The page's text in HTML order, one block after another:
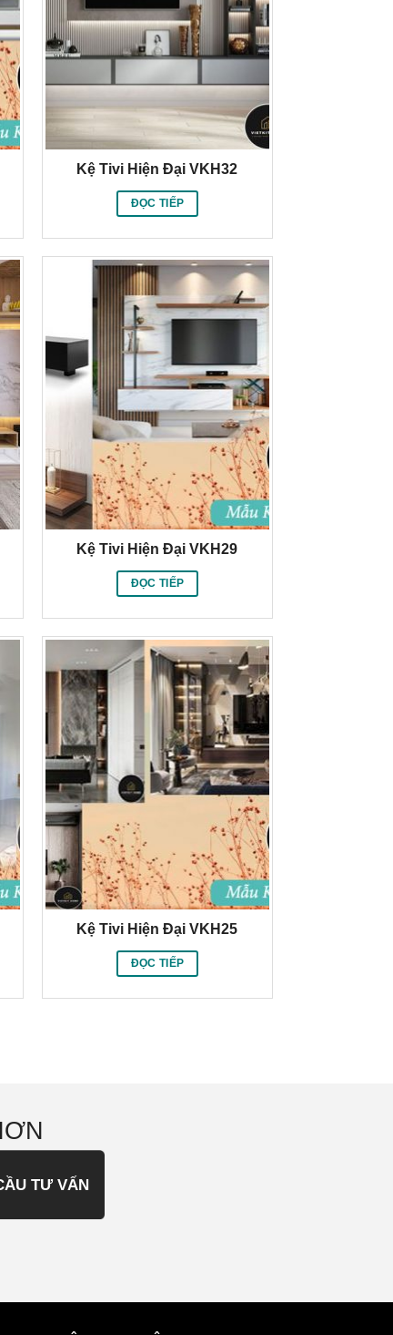
Kệ Tivi Hiện Đại VKH32
ĐỌC TIẾP
Kệ Tivi Hiện Đại VKH29
ĐỌC TIẾP
Kệ Tivi Hiện Đại VKH25
ĐỌC TIẾP
TƯ VẤN